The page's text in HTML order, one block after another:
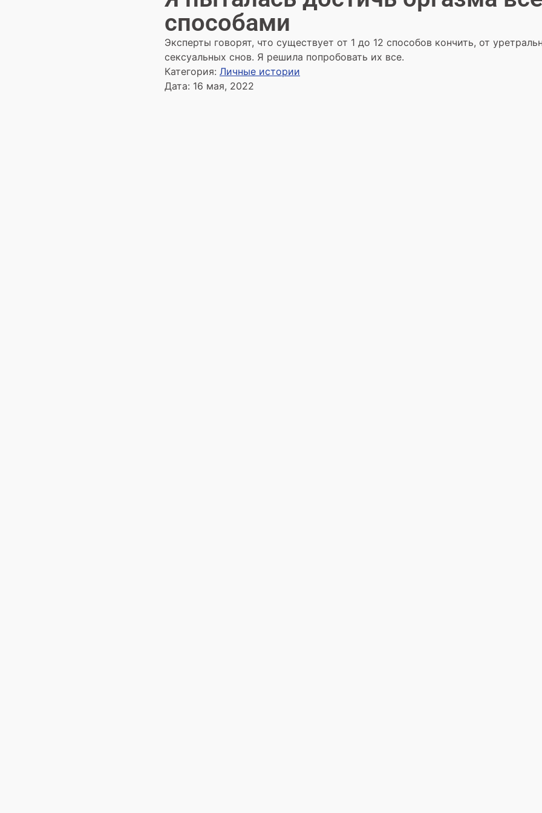
способами
Эксперты говорят, что существует от 1 до 12 способов кончить, от
сексуальных снов. Я решила попробовать их все.
Категория: Личные истории
Дата: 16 мая, 2022